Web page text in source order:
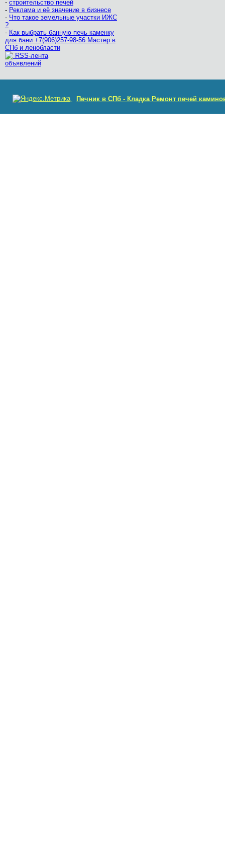
- строительство печей
- Реклама и её значение в бизнесе
- Что такое земельные участки ИЖС
?
- Как выбрать банную печь каменку
для бани +7(906)257-98-56 Мастер в
СПб и ленобласти
RSS-лента
объявлений
Печник в СПб - Кладка Ремонт печей